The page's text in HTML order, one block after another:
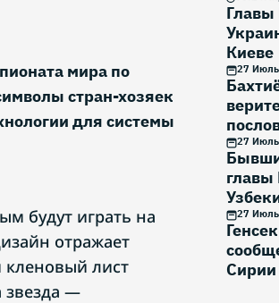
мира по
стран-хозяек
для системы
будут играть на
отражает
кленовый лист
звезда —
Киеве
27 Июль
27 Июль
главы
227 Июль
Сирии